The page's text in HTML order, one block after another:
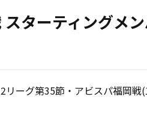
ターティングメ
ーグ第35節・アビスパ福岡